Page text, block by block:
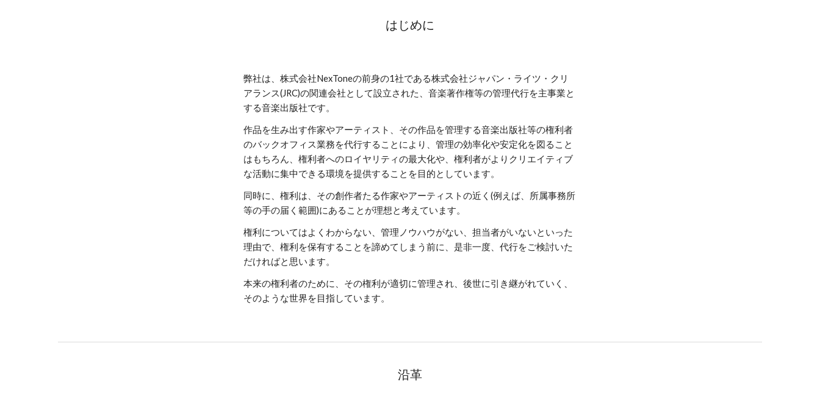
はじめに
弊社は、株式会社NexToneの前身の1社である株式会社ジャパン・ライツ・クリ
アランス(JRC)の関連会社として設立された、音楽著作権等の管理代行を主事業と
する音楽出版社です。
作品を生み出す作家やアーティスト、その作品を管理する音楽出版社等の権利者
のバックオフィス業務を代行することにより、管理の効率化や安定化を図ること
はもちろん、権利者へのロイヤリティの最大化や、権利者がよりクリエイティブ
な活動に集中できる環境を提供することを目的としています。
同時に、権利は、その創作者たる作家やアーティストの近く(例えば、所属事務所
等の手の届く範囲)にあることが理想と考えています。
権利についてはよくわからない、管理ノウハウがない、担当者がいないといった
理由で、権利を保有することを諦めてしまう前に、是非一度、代行をご検討いた
だければと思います。
本来の権利者のために、その権利が適切に管理され、後世に引き継がれていく、
そのような世界を目指しています。
沿革